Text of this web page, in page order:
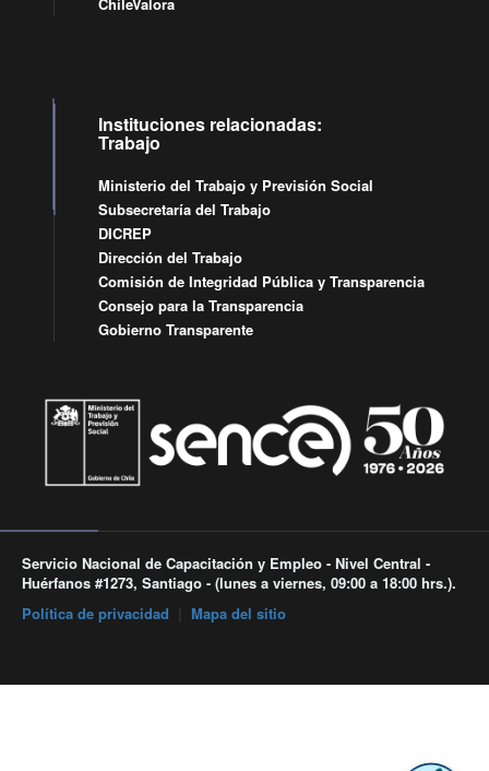
Instituciones relacionadas:
Trabajo
Ministerio del Trabajo y Previsión Social
Subsecretaría del Trabajo
DICREP
Dirección del Trabajo
Comisión de Integridad Pública y Transparencia
Consejo para la Transparencia
Gobierno Transparente
Servicio Nacional de Capacitación y Empleo - Nivel Central -
Huérfanos #1273, Santiago - (lunes a viernes, 09:00 a 18:00 hrs.).
Política de privacidad
Mapa del sitio